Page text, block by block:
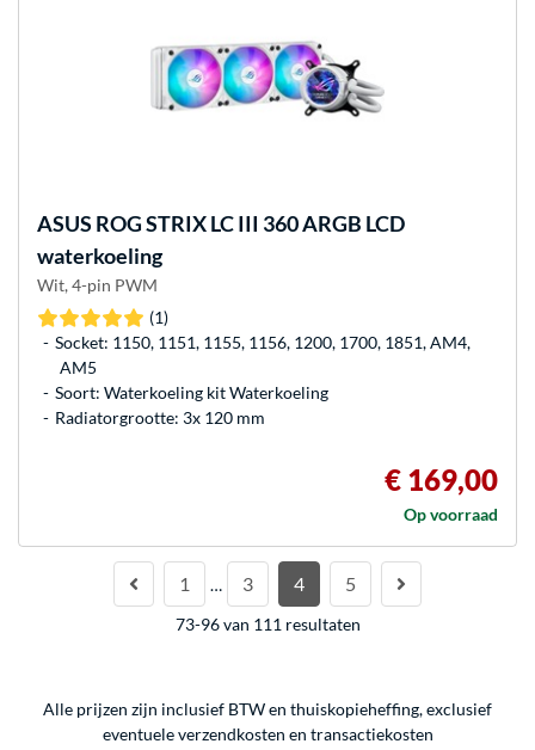
ASUS ROG STRIX LC III 360 ARGB LCD
waterkoeling
Wit, 4-pin PWM
(1)
Socket: 1150, 1151, 1155, 1156, 1200, 1700, 1851, AM4,
AM5
Soort: Waterkoeling kit Waterkoeling
Radiatorgrootte: 3x 120 mm
€ 169,00
Op voorraad
1 … 3 4 5
73-96 van 111 resultaten
Alle prijzen zijn inclusief BTW en thuiskopieheffing, exclusief
eventueleverzendkosten en transactiekosten